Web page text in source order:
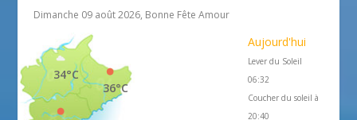
Dimanche 09 août 2026, Bonne Fête Amour
36°C
34°C
Aujourd'hui
Lever du Soleil
06:32
Coucher du soleil à
20:40